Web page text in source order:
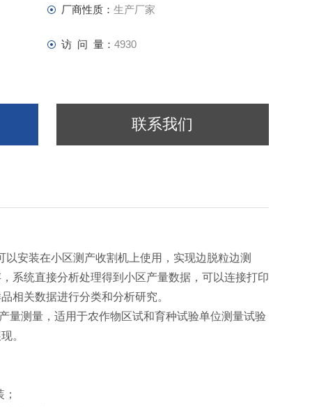
厂商性质： 生产厂家
访 问 量： 4930
联系我们
安装在小区测产收割机上使用，实现边脱粒边测
系统直接分析处理得到小区产量数据，可以连接打印
相关数据进行分类和分析研究。
量测量，适用于农作物区试和育种试验单位测量试验
。